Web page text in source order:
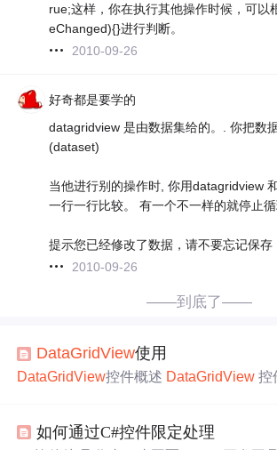
rue;这样，你在执行其他操作时候，可以
eChanged){}进行判断。
2010-09-26
好奇都是要学的
datagridview 是由数据集给的。. 你把数
(dataset)
当他进行别的操作时, 你用datagridview
一行一行比较。 有一个不一样的就停止
提示您已经修改了数据，请不要忘记保存
2010-09-26
——到底了——
DataGridView使用
DataGridView控件概述 DataGridView 控
何：设置 Windows窗体 DataGridView
如何通过C#控件限定处理